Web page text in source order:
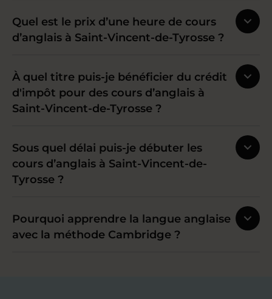
Quel est le prix d’une heure de cours
d’anglais à Saint-Vincent-de-Tyrosse ?
À quel titre puis-je bénéficier du crédit
d'impôt pour des cours d’anglais à
Saint-Vincent-de-Tyrosse ?
Sous quel délai puis-je débuter les
cours d’anglais à Saint-Vincent-de-
Tyrosse ?
Pourquoi apprendre la langue anglaise
avec la méthode Cambridge ?